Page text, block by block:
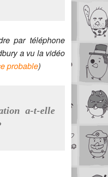
par téléphone
a vu la vidéo
probable)
a-t-elle